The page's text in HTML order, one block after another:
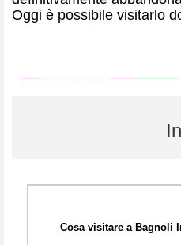
Oggi è possibile visitarlo
Cosa visitare a Bagnoli